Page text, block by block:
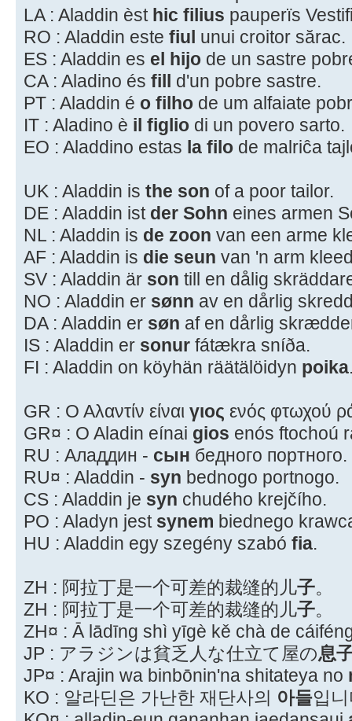
LA : Aladdin èst hic filius pauperïs
RO : Aladdin este fiul unui croitor sărac.
ES : Aladdin es el hijo de un sastre
CA : Aladino és fill d'un pobre sastre.
PT : Aladdin é o filho de um alfaiate
IT : Aladino è il figlio di un povero sarto.
EO : Aladdino estas la filo de malriĉa
UK : Aladdin is the son of a poor tailor.
DE : Aladdin ist der Sohn eines armen
NL : Aladdin is de zoon van een arme
AF : Aladdin is die seun van 'n arm
SV : Aladdin är son till en dålig
NO : Aladdin er sønn av en dårlig
DA : Aladdin er søn af en dårlig
IS : Aladdin er sonur fátækra sníða.
FI : Aladdin on köyhän räätälöidyn poika
GR : Ο Αλαντίν είναι γιος ενός φτωχού
GR¤ : O Aladin eínai gios enós ftochoú
RU : Аладдин - сын бедного портного.
RU¤ : Aladdin - syn bednogo portnogo.
CS : Aladdin je syn chudého krejčího.
PO : Aladyn jest synem biednego
HU : Aladdin egy szegény szabó fia.
ZH : 阿拉丁是一个可差的裁缝的儿子。
ZH : 阿拉丁是一个可差的裁缝的儿子。
ZH¤ : Ā lādīng shì yīgè kě chà de
JP : アラジンは貧乏人な仕立て屋の息
JP¤ : Arajin wa binbōnin'na shitateya no
KO : 알라딘은 가난한 재단사의 아들입